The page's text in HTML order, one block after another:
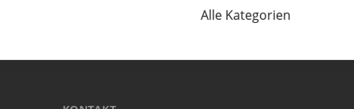
Alle Kategorien